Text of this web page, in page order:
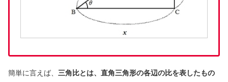
簡単に言えば、 三角比とは、直角三角形の各辺の比を表したもの